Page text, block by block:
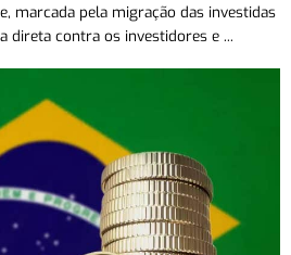
marcada pela migração das investidas
direta contra os investidores e ...